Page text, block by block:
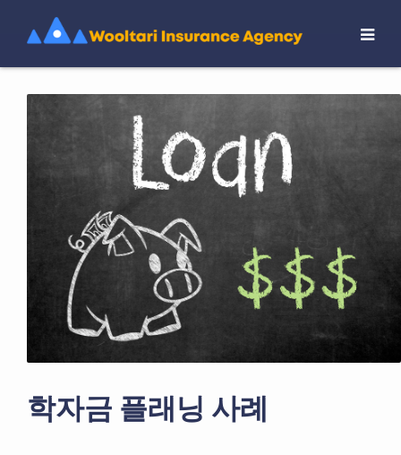
학자금 플래닝 사례